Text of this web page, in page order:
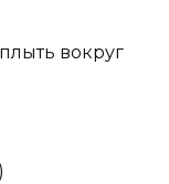
вокруг